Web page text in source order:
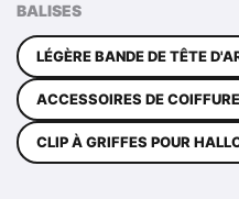
BALISES
LÉGÈRE BANDE DE TÊTE
ACCESSOIRES DE
CLIP À GRIFFES POUR